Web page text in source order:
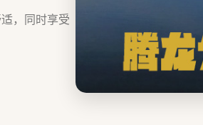
，同时享受